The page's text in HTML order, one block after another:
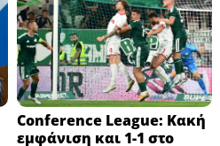
Conference League: Κακή
εμφάνιση και 1-1 στο